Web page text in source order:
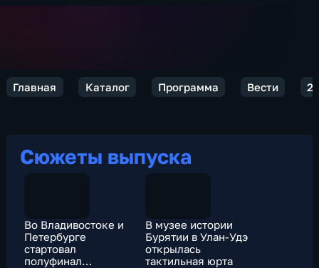
Главная Каталог Программа Вести
Сюжеты выпуска
Во Владивостоке и
Петербурге
стартовал
полуфинал
В музее истории
Бурятии в Улан-Удэ
открылась
тактильная юрта